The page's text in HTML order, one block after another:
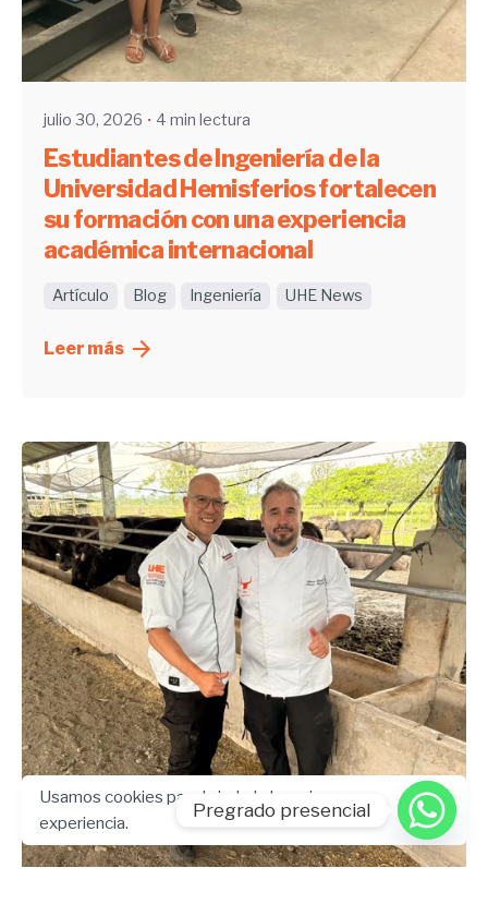
Enviado por
UHE
julio 30, 2026 4 min lectura
Estudiantes de Ingeniería de la
Universidad Hemisferios fortalecen
su formación con una experiencia
académica internacional
Artículo Blog Ingeniería UHE News
Leer más
Enviado por
UHE
Usamos cookies para brindarle la mejor
experiencia.
Pregrado presencial